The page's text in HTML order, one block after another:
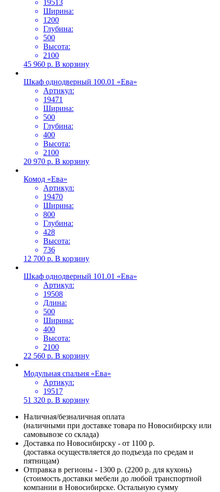
19513
Ширина:
1200
Глубина:
500
Высота:
2100
45 960 р. В корзину
Шкаф однодверный 100.01 «Ева»
Артикул:
19471
Ширина:
500
Глубина:
400
Высота:
2100
20 970 р. В корзину
Комод «Ева»
Артикул:
19470
Ширина:
800
Глубина:
428
Высота:
736
12 700 р. В корзину
Шкаф однодверный 101.01 «Ева»
Артикул:
19508
Длина:
500
Ширина:
400
Высота:
2100
22 560 р. В корзину
Модульная спальня «Ева»
Артикул:
19517
51 320 р. В корзину
Наличная/безналичная оплата
(наличными при доставке товара по Новосибирску или
самовывозе со склада)
Доставка по Новосибирску - от 1100 р.
(доставка осуществляется до подъезда по средам и
пятницам)
Отправка в регионы - 1300 р. (2200 р. для кухонь)
(стоимость доставки мебели до любой транспортной
компании в Новосибирске. Остальную сумму